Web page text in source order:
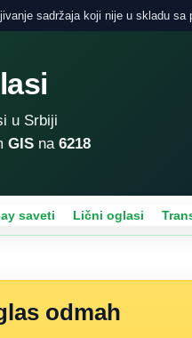
sadržaja koji nije u skladu sa
u Srbiji
GIS na 6218
saveti Lični oglasi
odmah